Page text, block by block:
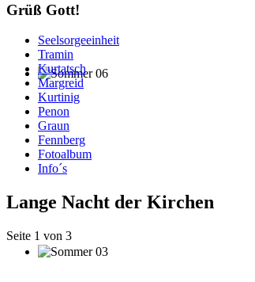
Grüß Gott!
Seelsorgeeinheit
Tramin
Kurtatsch
Margreid
Kurtinig
Penon
Graun
Fennberg
Fotoalbum
Info´s
Lange Nacht der Kirchen
Seite 1 von 3